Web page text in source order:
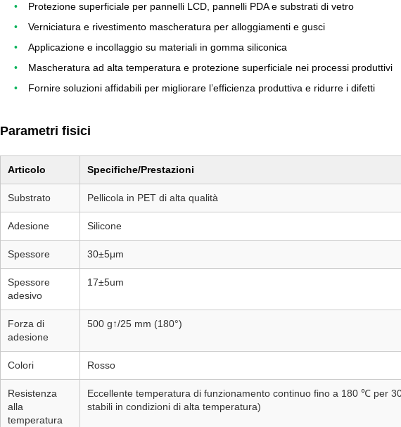
Protezione superficiale per pannelli LCD, pannelli PDA e substrati di vetro
Verniciatura e rivestimento mascheratura per alloggiamenti e gusci
Applicazione e incollaggio su materiali in gomma siliconica
Mascheratura ad alta temperatura e protezione superficiale nei processi produttivi
Fornire soluzioni affidabili per migliorare l’efficienza produttiva e ridurre i difetti
Parametri fisici
Articolo Specifiche/Prestazioni
Substrato Pellicola in PET di alta qualità
Adesione Silicone
Spessore 30±5μm
Spessore
adesivo
17±5um
Forza di
adesione
500 g↑/25 mm (180°)
Colori Rosso
Resistenza
alla
temperatura
Eccellente temperatura di funzionamento continuo fino a 180 ℃ per
stabili in condizioni di alta temperatura)